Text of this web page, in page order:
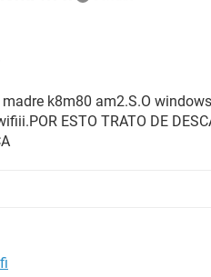
k8m80 am2.S.O
ESTO TRATO DE